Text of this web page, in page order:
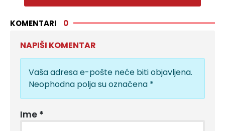
KOMENTARI 0
NAPIŠI KOMENTAR
Vaša adresa e-pošte neće biti objavljena.
Neophodna polja su označena *
Ime *